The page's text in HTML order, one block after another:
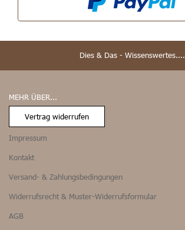
Dies & Das - Wissenswertes....
MEHR ÜBER...
Vertrag widerrufen
Impressum
Kontakt
Versand- & Zahlungsbedingungen
Widerrufsrecht & Muster-Widerrufsformular
AGB